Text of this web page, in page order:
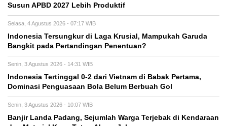
Susun APBD 2027 Lebih Produktif
Selasa, 4 Agustus 2026 - 07:17 WIB
Indonesia Tersungkur di Laga Krusial, Mampukah Garuda
Bangkit pada Pertandingan Penentuan?
Senin, 3 Agustus 2026 - 14:31 WIB
Indonesia Tertinggal 0-2 dari Vietnam di Babak Pertama,
Dominasi Penguasaan Bola Belum Berbuah Gol
Senin, 3 Agustus 2026 - 10:07 WIB
Banjir Landa Padang, Sejumlah Warga Terjebak di Kendaraan